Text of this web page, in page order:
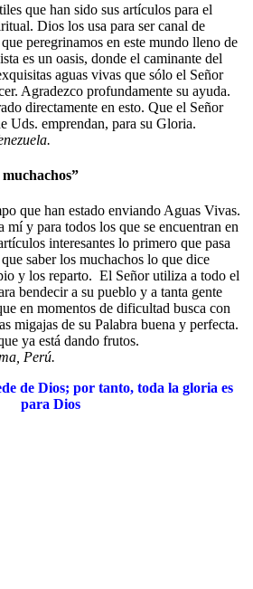
que han sido sus artículos para el
Dios los usa para ser canal de
peregrinamos en este mundo lleno de
es un oasis, donde el caminante del
aguas vivas que sólo el Señor
Agradezco profundamente su ayuda.
directamente en esto. Que el Señor
Uds. emprendan, para su Gloria.
que han estado enviando Aguas Vivas.
y para todos los que se encuentran en
interesantes lo primero que pasa
saber los muchachos lo que dice
y los reparto. El Señor utiliza a todo el
bendecir a su pueblo y a tanta gente
en momentos de dificultad busca con
migajas de su Palabra buena y perfecta.
ya está dando frutos.
Perú.
de Dios; por tanto, toda la gloria es
para Dios